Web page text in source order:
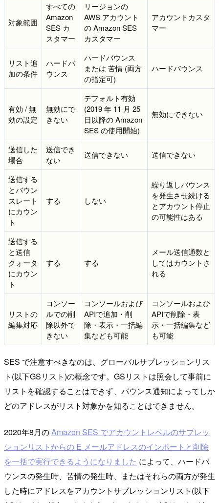
対象範囲
すべての
Amazon
SES カ
スタマー
リージョンの
AWS アカウント
の Amazon SES
カスタマー
アカウントカスタ
マー
リスト追
加の条件
ハードバ
ウンス
ハードバウンス
または 苦情 (両方
の指定可)
ハードバウンス
有効 / 無
効の設定
無効にで
きない
デフォルト有効
(2019 年 11 月 25
日以降の Amazon
SES の使用開始)
無効にできない
送信した
場合
送信でき
ない
送信できない 送信できない
送信する
とバウン
スレート
にカウン
ト
する しない
繰り返しバウンス
を発生させ続ける
とアカウント停止
の可能性はある
送信する
と送信
クォータ
にカウン
ト
する する
メール送信通数と
してはカウントさ
れる
リストの
編集対応
コンソー
ルでの削
除以外で
きない
コンソールおよび
APIで追加・削
除・表示・一括編
集なども可能
コンソールおよび
APIで削除・表
示・一括編集など
も可能
SES で注意すべきなのは、グローバルサプレッションリス
ト(以下GSリスト)の概念です。GSリストは照会して事前に
リストを確認することはできず、バウンス通知によってしか
どのアドレスがリスト対象かを知ることはできません。
2020年8月のAmazon SES でアカウントレベルのサプレッ
ションリストからの E メールアドレスのインポートと削除
を一括で実行できるようになりました によって、ハードバ
ウンスの発生時、苦情の発生時、またはそれらの両方が発生
した時にアドレスをアカウントサプレッションリスト(以下